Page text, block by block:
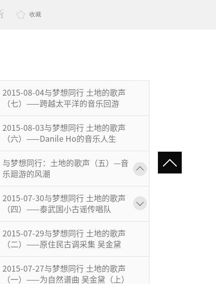
收藏
2015-08-04与梦想同行 土地的歌声
（七）——跨越太平洋的音乐回游
2015-08-03与梦想同行 土地的歌声
（六）——Danile Ho的音乐人生
与梦想同行：土地的歌声（五）—音
乐廻游的风潮
2015-07-30与梦想同行 土地的歌声
（四）——泰武国小古谣传唱队
2015-07-29与梦想同行 土地的歌声
（二）——原住民古调采集 吴金黛
2015-07-27与梦想同行 土地的歌声
（一）——为自然谱曲 吴金黛（上）